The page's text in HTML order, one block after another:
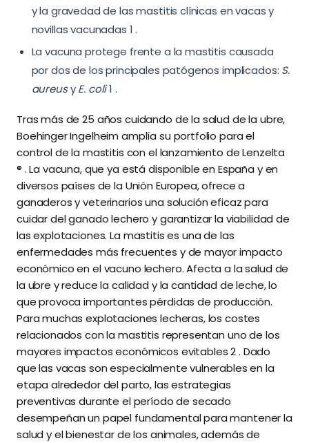
y la gravedad de las mastitis clínicas en vacas y
novillas vacunadas 1 .
La vacuna protege frente a la mastitis causada
por dos de los principales patógenos implicados: S.
aureusyE. coli1 .
Tras más de 25 años cuidando de la salud de la ubre,
Boehinger Ingelheim amplía su portfolio para el
control de la mastitis con el lanzamiento de Lenzelta
® . La vacuna, que ya está disponible en España y en
diversos países de la Unión Europea, ofrece a
ganaderos y veterinarios una solución eficaz para
cuidar del ganado lechero y garantizar la viabilidad de
las explotaciones. La mastitis es una de las
enfermedades más frecuentes y de mayor impacto
económico en el vacuno lechero. Afecta a la salud de
la ubre y reduce la calidad y la cantidad de leche, lo
que provoca importantes pérdidas de producción.
Para muchas explotaciones lecheras, los costes
relacionados con la mastitis representan uno de los
mayores impactos económicos evitables 2 . Dado
que las vacas son especialmente vulnerables en la
etapa alrededor del parto, las estrategias
preventivas durante el período de secado
desempeñan un papel fundamental para mantener la
salud y el bienestar de los animales, además de